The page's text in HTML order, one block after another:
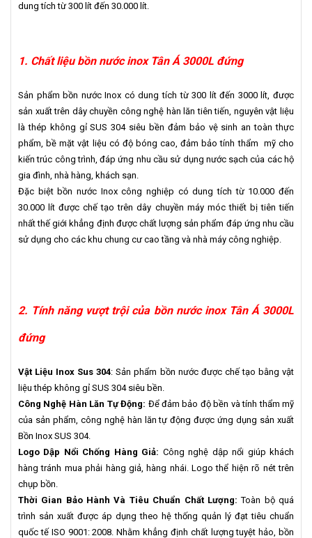
dung tích từ 300 lít đến 30.000 lít.
1. Chất liệu bồn nước inox Tân Á 3000L đứng
Sản phẩm bồn nước Inox có dung tích từ 300 lít đến 3000 lít, được
sản xuất trên dây chuyền công nghệ hàn lăn tiên tiến, nguyên vật liệu
là thép không gỉ SUS 304 siêu bền đảm bảo vệ sinh an toàn thực
phẩm, bề mặt vật liệu có độ bóng cao, đảm bảo tính thẩm mỹ cho
kiến trúc công trình, đáp ứng nhu cầu sử dụng nước sạch của các hộ
gia đình, nhà hàng, khách sạn.
Đặc biệt bồn nước Inox công nghiệp có dung tích từ 10.000 đến
30.000 lít được chế tạo trên dây chuyền máy móc thiết bị tiên tiến
nhất thế giới khẳng định được chất lượng sản phẩm đáp ứng nhu cầu
sử dụng cho các khu chung cư cao tầng và nhà máy công nghiệp.
2. Tính năng vượt trội của bồn nước inox Tân Á 3000L
đứng
Vật Liệu Inox Sus 304: Sản phẩm bồn nước được chế tạo bằng vật
liệu thép không gỉ SUS 304 siêu bền.
Công Nghệ Hàn Lăn Tự Động: Để đảm bảo độ bền và tính thẩm mỹ
của sản phẩm, công nghệ hàn lăn tự động được ứng dụng sản xuất
Bồn Inox SUS 304.
Logo Dập Nổi Chống Hàng Giả: Công nghệ dập nổi giúp khách
hàng tránh mua phải hàng giả, hàng nhái. Logo thể hiện rõ nét trên
chụp bồn.
Thời Gian Bảo Hành Và Tiêu Chuẩn Chất Lượng: Toàn bộ quá
trình sản xuất được áp dụng theo hệ thống quản lý đạt tiêu chuẩn
quốc tế ISO 9001: 2008. Nhằm khẳng định chất lượng tuyệt hảo, bồn